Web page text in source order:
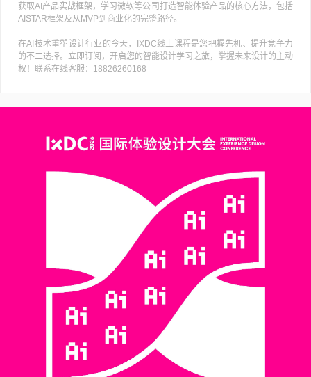
获取AI产品实战框架，学习微软等公司打造智能体验产品的核心方法，包括
AISTAR框架及从MVP到商业化的完整路径。
在AI技术重塑设计行业的今天，IXDC线上课程是您把握先机、提升竞争力
的不二选择。立即订阅，开启您的智能设计学习之旅，掌握未来设计的主动
权！联系在线客服：18826260168